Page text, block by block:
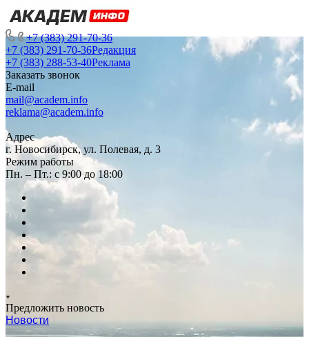
+7 (383) 291-70-36
+7 (383) 291-70-36Редакция
+7 (383) 288-53-40Реклама
Заказать звонок
E-mail
mail@academ.info
reklama@academ.info
Адрес
г. Новосибирск, ул. Полевая, д. 3
Режим работы
Пн. – Пт.: с 9:00 до 18:00
Предложить новость
Новости